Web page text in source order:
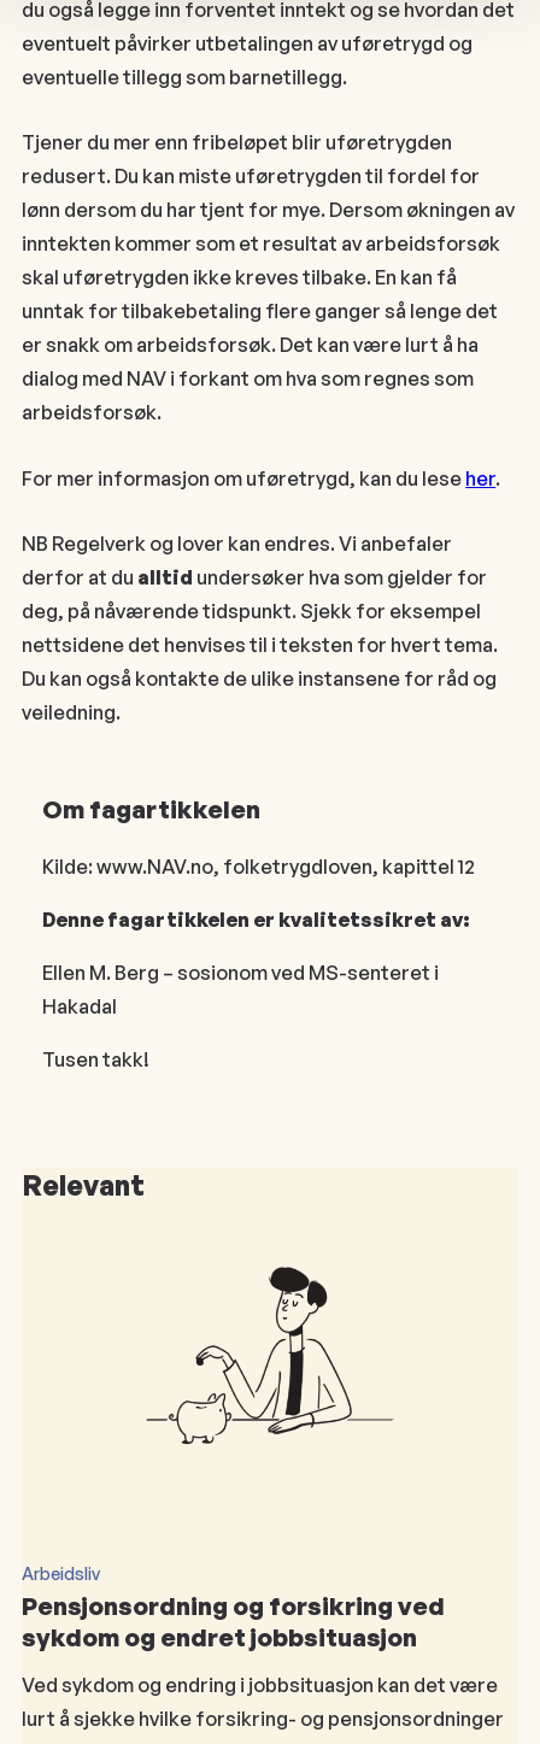
du også legge inn forventet inntekt og se hvordan det
eventuelt påvirker utbetalingen av uføretrygd og
eventuelle tillegg som barnetillegg.
Tjener du mer enn fribeløpet blir uføretrygden
redusert. Du kan miste uføretrygden til fordel for
lønn dersom du har tjent for mye. Dersom økningen av
inntekten kommer som et resultat av arbeidsforsøk
skal uføretrygden ikke kreves tilbake. En kan få
unntak for tilbakebetaling flere ganger så lenge det
er snakk om arbeidsforsøk. Det kan være lurt å ha
dialog med NAV i forkant om hva som regnes som
arbeidsforsøk.
For mer informasjon om uføretrygd, kan du lese her.
NB Regelverk og lover kan endres. Vi anbefaler
derfor at du alltid undersøker hva som gjelder for
deg, på nåværende tidspunkt. Sjekk for eksempel
nettsidene det henvises til i teksten for hvert tema.
Du kan også kontakte de ulike instansene for råd og
veiledning.
Om fagartikkelen
Kilde: www.NAV.no, folketrygdloven, kapittel 12
Denne fagartikkelen er kvalitetssikret av:
Ellen M. Berg – sosionom ved MS-senteret i
Hakadal
Tusen takk!
Relevant
Arbeidsliv
Pensjonsordning og forsikring ved
sykdom og endret jobbsituasjon
Ved sykdom og endring i jobbsituasjon kan det være
lurt å sjekke hvilke forsikring- og pensjonsordninger